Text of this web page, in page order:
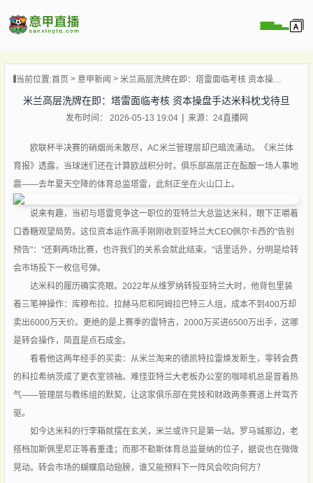
播
闻
当前位置:首页 意甲新闻 米兰高层洗牌在即：塔雷面临考核 资本操盘手达米科枕戈待旦
米兰高层洗牌在即：塔雷面临考核 资本操盘手达米科枕戈待旦
发布时间： 2026-05-13 19:04 来源：24直播网
欧联杯半决赛的硝烟尚未散尽，AC米兰管理层却已暗流涌动。《米兰体
育报》透露，当球迷们还在计算欧战积分时，俱乐部高层正在酝酿一场人事地
震——去年夏天空降的体育总监塔雷，此刻正坐在火山口上。
说来有趣，当初与塔雷竞争这一职位的亚特兰大总监达米科，眼下正嚼着
口香糖观望局势。这位资本运作高手刚刚收到亚特兰大CEO佩尔卡西的"告别
预告"："还剩两场比赛，也许我们的关系会就此结束。"话里话外，分明是给转
会市场投下一枚信号弹。
达米科的履历确实亮眼。2022年从维罗纳转投亚特兰大时，他背包里装
着三笔神操作：库穆布拉、拉赫马尼和阿姆拉巴特三人组，成本不到400万却
卖出6000万天价。更绝的是上赛季的雷特吉，2000万买进6500万出手，这哪
是转会操作，简直是点石成金。
看看他这两年经手的买卖：从米兰淘来的德凯特拉雷焕发新生，零转会费
的科拉希纳茨成了更衣室领袖。难怪亚特兰大老板办公室的咖啡机总是冒着热
气——管理层与教练组的默契，让这家俱乐部在竞技和财政两条赛道上并驾齐
驱。
如今达米科的行李箱就摆在玄关，米兰或许只是第一站。罗马城那边，老
搭档加斯佩里尼正等着重逢；而那不勒斯体育总监曼纳的位子，据说也在微微
晃动。转会市场的蝴蝶扇动翅膀，谁又能预料下一阵风会吹向何方？